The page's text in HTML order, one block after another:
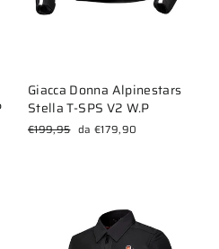
Giacca Donna Alpinestars
Stella T-SPS V2 W.P
Prezzo
€199,95 Prezzo
da €179,90